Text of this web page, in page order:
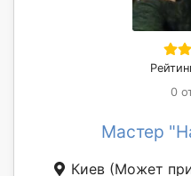
0
Мастер
Киев (Может